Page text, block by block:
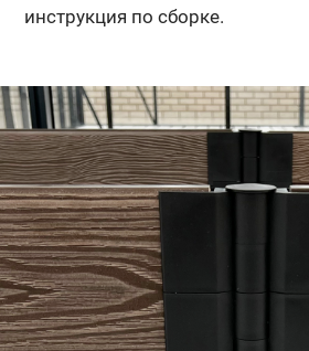
инструкция по сборке.